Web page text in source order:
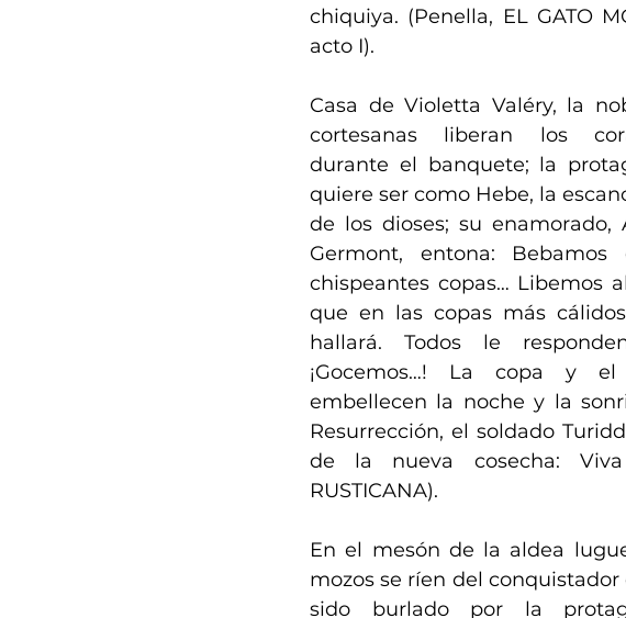
chiquiya. (Penella, EL GATO
acto I).
Casa de Violetta Valéry, la
cortesanas liberan los
durante el banquete; la
quiere ser como Hebe, la
de los dioses; su enamorado,
Germont, entona: Bebamos
chispeantes copas… Libemos
que en las copas más
hallará. Todos le
¡Gocemos…! La copa y el
embellecen la noche y la
Resurrección, el soldado
de la nueva cosecha: Viva
RUSTICANA).
En el mesón de la aldea
mozos se ríen del conquistador
sido burlado por la